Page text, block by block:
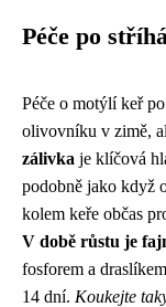
Péče po
Péče o motýlí keř
olivovníku v zimě,
zálivka je klíčová
podobně jako když
kolem keře občas
V době růstu je
fosforem a
14 dní. Koukejte